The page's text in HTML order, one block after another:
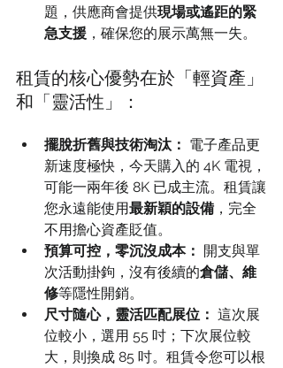
題，供應商會提供現場或遙距的緊
急支援 ，確保您的展示萬無一失。
租賃的核心優勢在於「輕資產」
和「靈活性」：
擺脫折舊與技術淘汰： 電子產品更
新速度極快，今天購入的 4K 電視，
可能一兩年後 8K 已成主流。租賃讓
您永遠能使用最新穎的設備 ，完全
不用擔心資產貶值。
預算可控，零沉沒成本： 開支與單
次活動掛鉤，沒有後續的倉儲、維
修等隱性開銷。
尺寸隨心，靈活匹配展位： 這次展
位較小，選用 55 吋；下次展位較
大，則換成 85 吋。租賃令您可以根